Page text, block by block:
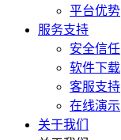
平台优势
服务支持
安全信任
软件下载
客服支持
在线演示
关于我们